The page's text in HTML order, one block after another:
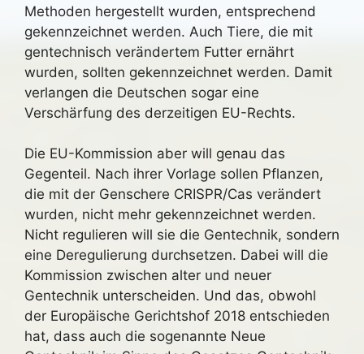
Methoden hergestellt wurden, entsprechend
gekennzeichnet werden. Auch Tiere, die mit
gentechnisch verändertem Futter ernährt
wurden, sollten gekennzeichnet werden. Damit
verlangen die Deutschen sogar eine
Verschärfung des derzeitigen EU-Rechts.
Die EU-Kommission aber will genau das
Gegenteil. Nach ihrer Vorlage sollen Pflanzen,
die mit der Genschere CRISPR/Cas verändert
wurden, nicht mehr gekennzeichnet werden.
Nicht regulieren will sie die Gentechnik, sondern
eine Deregulierung durchsetzen. Dabei will die
Kommission zwischen alter und neuer
Gentechnik unterscheiden. Und das, obwohl
der Europäische Gerichtshof 2018 entschieden
hat, dass auch die sogenannte Neue